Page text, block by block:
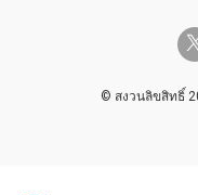
© สงวนลิขสิทธิ์